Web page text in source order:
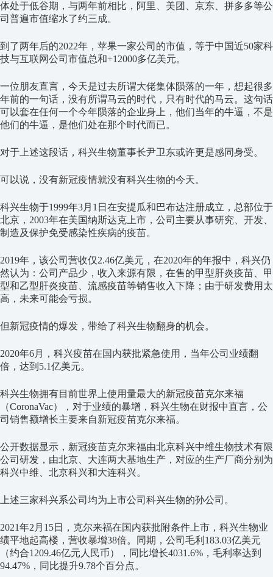
体处于低谷期，与两年前相比，阿里、美团、京东、拼多多等公
司普遍市值缩水了约三成。
到了两年后的2022年，苹果一家公司的市值，等于中国近50家科
技与互联网公司市值总和+12000多亿美元。
一位朋友直言，今天是过去所谓大佬集体陨落的一年，想起很多
年前的一句话，没有所谓马云的时代，只有时代的马云。这句话
可以套在任何一个今年陨落的企业身上，他们当年的牛逼，不是
他们的牛逼，是他们处在那个时代而已。
对于上述这段话，科兴生物董事长尹卫东或许更是感同身受。
可以说，没有新冠疫情就没有科兴生物的今天。
科兴生物于1999年3月1日在安提瓜和巴布达注册成立，总部位于
北京，2003年在美国纳斯达克上市，公司主要从事研究、开发、
制造及保护免受感染性疾病的疫苗。
2019年，该公司营收仅2.46亿美元，在2020年的年报中，科兴仍
然认为：公司产品少，收入来源有限，在售的甲型肝炎疫苗、甲
型和乙型肝炎疫苗、流感疫苗等销售收入下降；由于研发费用太
高，未来可能会亏损。
但新冠疫情的爆发，带给了科兴生物翻身的机会。
2020年6月，科兴疫苗在国内获批紧急使用，当年公司业绩翻
倍，达到5.1亿美元。
科兴生物拥有目前世界上使用量最大的新冠疫苗克尔来福
（CoronaVac），对于业绩的暴增，科兴生物在财报中直言，公
司销售额增长主要来自新冠疫苗克尔来福。
公开数据显示，新冠疫苗克尔来福由北京科兴中维生物技术有限
公司研发，由北京、大连两大基地生产，对应的生产厂商分别为
科兴中维、北京科兴和大连科兴。
上述三家科兴系公司均为上市公司科兴生物的孙公司。
2021年2月15日，克尔来福在国内获批附条件上市，科兴生物业
绩平地起高楼，营收暴增38倍。同期，公司毛利183.03亿美元
（约合1209.46亿元人民币），同比增长4031.6%，毛利率达到
94.47%，同比提升9.78个百分点。